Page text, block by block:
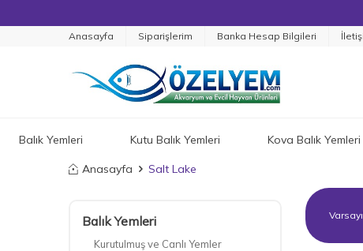
Anasayfa Siparişlerim Banka Hesap Bilgileri
Balık Yemleri Kutu Balık Yemleri Kova Balık Yemleri
Anasayfa Salt Lake
Balık Yemleri
Kurutulmuş ve Canlı Yemler